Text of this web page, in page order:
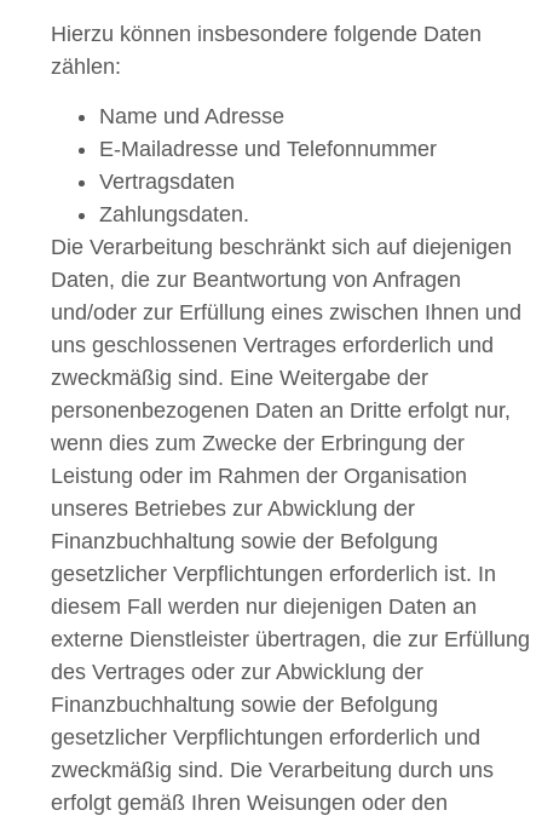
Hierzu können insbesondere folgende Daten
zählen:
Name und Adresse
E-Mailadresse und Telefonnummer
Vertragsdaten
Zahlungsdaten.
Die Verarbeitung beschränkt sich auf diejenigen
Daten, die zur Beantwortung von Anfragen
und/oder zur Erfüllung eines zwischen Ihnen und
uns geschlossenen Vertrages erforderlich und
zweckmäßig sind. Eine Weitergabe der
personenbezogenen Daten an Dritte erfolgt nur,
wenn dies zum Zwecke der Erbringung der
Leistung oder im Rahmen der Organisation
unseres Betriebes zur Abwicklung der
Finanzbuchhaltung sowie der Befolgung
gesetzlicher Verpflichtungen erforderlich ist. In
diesem Fall werden nur diejenigen Daten an
externe Dienstleister übertragen, die zur Erfüllung
des Vertrages oder zur Abwicklung der
Finanzbuchhaltung sowie der Befolgung
gesetzlicher Verpflichtungen erforderlich und
zweckmäßig sind. Die Verarbeitung durch uns
erfolgt gemäß Ihren Weisungen oder den